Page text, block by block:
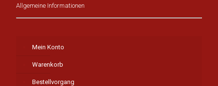
Allgemeine Informationen
Mein Konto
Warenkorb
Bestellvorgang